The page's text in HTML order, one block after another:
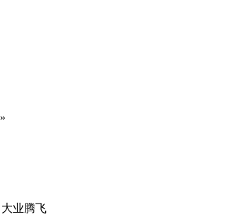
»
大业腾飞